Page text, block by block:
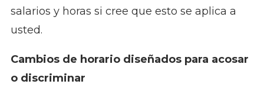
salarios y horas si cree que esto se aplica a
usted.
Cambios de horario diseñados para acosar
o discriminar